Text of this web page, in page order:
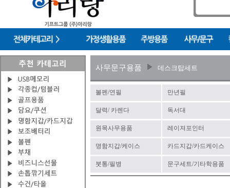
사무문구용품 데스크탑세트
볼펜/연필 만년필
달력/ 카렌다 독서대
원목사무용품 레이져포인터
명함지갑/케이스 카드지갑/카드케이스
붓통/필병 문구세트/기타학용품